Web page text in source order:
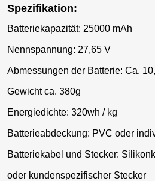
Spezifikation:
Batteriekapazität: 25000 mAh
Nennspannung: 27,65 V
Abmessungen der Batterie: Ca.
Gewicht ca. 380g
Energiedichte: 320wh / kg
Batterieabdeckung: PVC oder
Batteriekabel und Stecker:
oder kundenspezifischer Stecker